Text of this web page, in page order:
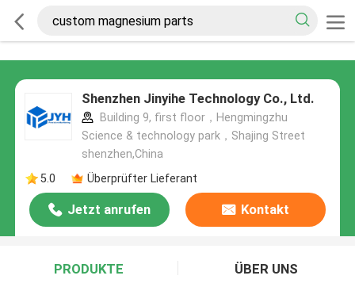
Shenzhen Jinyihe Technology Co., Ltd.
Building 9, first floor，Hengmingzhu
Science & technology park，Shajing Street
shenzhen,China
5.0
Überprüfter Lieferant
Jetzt anrufen Kontakt
PRODUKTE ÜBER UNS